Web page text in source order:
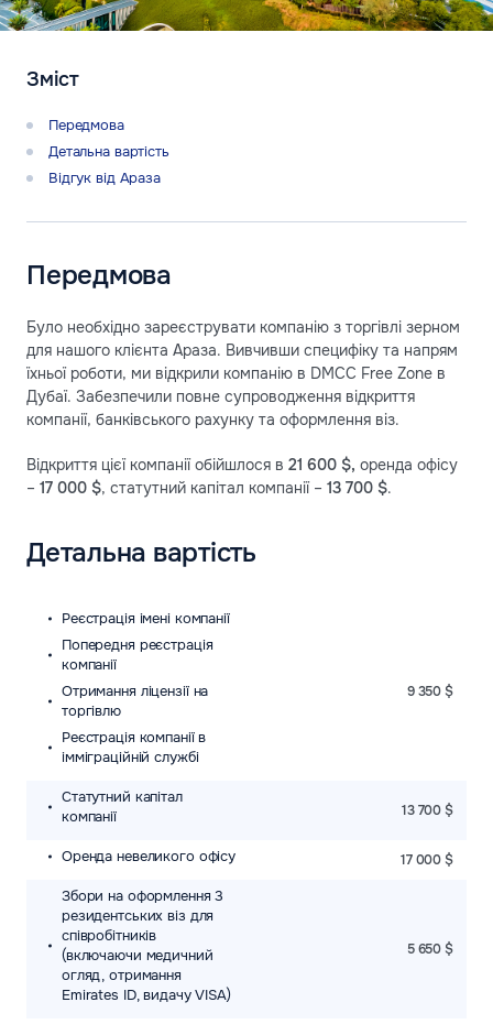
Зміст
Передмова
Детальна вартість
Відгук від Араза
Передмова
Було необхідно зареєструвати компанію з торгівлі зерном
для нашого клієнта Араза. Вивчивши специфіку та напрям
їхньої роботи, ми відкрили компанію в DMCC Free Zone в
Дубаї. Забезпечили повне супроводження відкриття
компанії, банківського рахунку та оформлення віз.
Відкриття цієї компанії обійшлося в 21 600 $, оренда офісу
– 17 000 $, статутний капітал компанії – 13 700 $.
Детальна вартість
Реєстрація імені компанії
Попередня реєстрація
компанії
Отримання ліцензії на
торгівлю
Реєстрація компанії в
імміграційній службі
9 350 $
Статутний капітал
компанії
13 700 $
Оренда невеликого офісу 17 000 $
Збори на оформлення 3
резидентських віз для
співробітників
(включаючи медичний
огляд, отримання
Emirates ID, видачу VISA)
5 650 $